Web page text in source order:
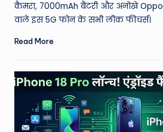
कैमरा, 7000mAh बैटरी और अनोखे
वाले इस 5G फोन के सभी लीक फीचर्स।
Read More